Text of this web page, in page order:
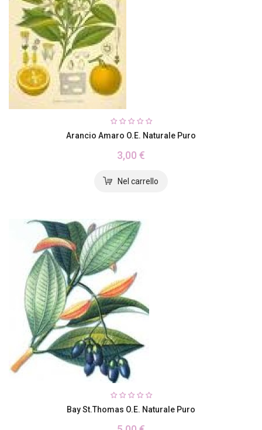
Arancio Amaro O.E. Naturale Puro
3,00 €
Bay St.Thomas O.e. Naturale Puro